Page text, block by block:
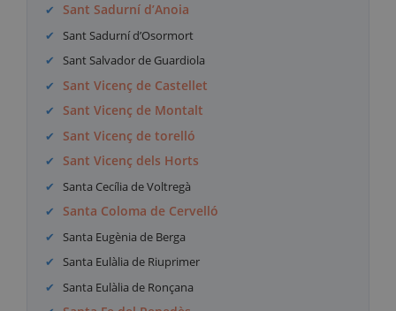
Sant Sadurní d’Anoia
Sant Sadurní d’Osormort
Sant Salvador de Guardiola
Sant Vicenç de Castellet
Sant Vicenç de Montalt
Sant Vicenç de torelló
Sant Vicenç dels Horts
Santa Cecília de Voltregà
Santa Coloma de Cervelló
Santa Eugènia de Berga
Santa Eulàlia de Riuprimer
Santa Eulàlia de Ronçana